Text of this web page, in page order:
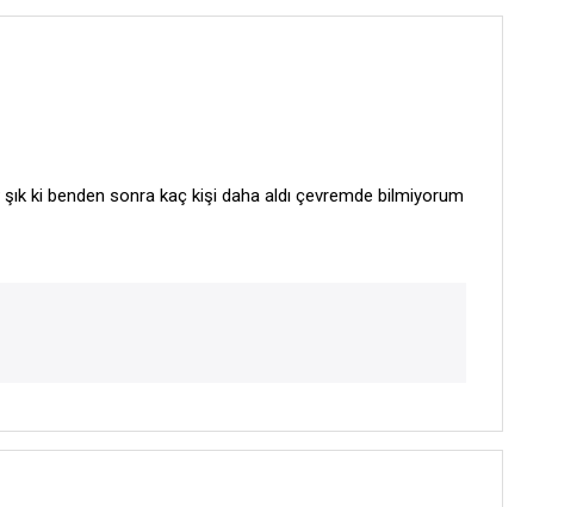
ki benden sonra kaç kişi daha aldı çevremde bilmiyorum